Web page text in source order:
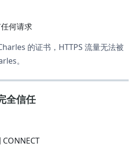
何请求
的证书，HTTPS 流量无法被
。
全信任